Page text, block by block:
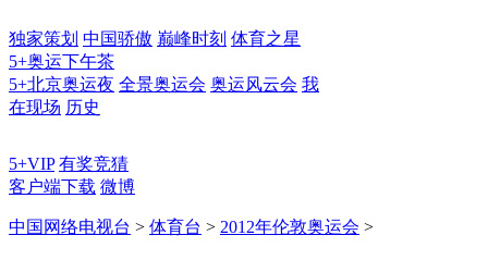
独家策划 中国骄傲 巅峰时刻 体育之星
5+奥运下午茶
5+北京奥运夜 全景奥运会 奥运风云会 我
在现场 历史
5+VIP 有奖竞猜
客户端下载 微博
中国网络电视台 > 体育台 > 2012年伦敦奥运会 >